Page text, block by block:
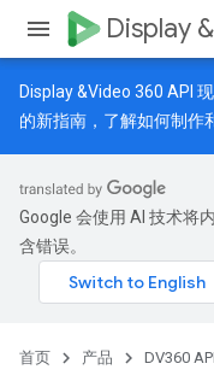
Display
Display &Video 360 API
的新指南 ，了解如何制作
Google 会使用 AI 技术将
含错误。
首页 产品 DV360 API